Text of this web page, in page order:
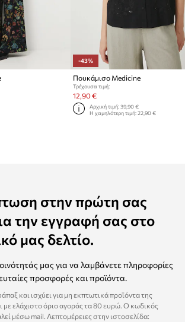
-43%
Πουκάμισο Medicine
Τρέχουσα τιμή:
12,90 €
Αρχική τιμή: 39,90 €
Η χαμηλότερη τιμή: 22,90 €
στην πρώτη σας
την εγγραφή σας στο
μας δελτίο.
μας για να λαμβάνετε πληροφορίες
προσφορές και προϊόντα.
και ισχύει για μη εκπτωτικά προϊόντα της
με ελάχιστο όριο αγοράς τα 80 ευρώ. Ο κωδικός
μέσω mail. Λεπτομέρειες στην ιστοσελίδα: